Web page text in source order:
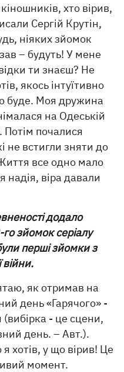
хто вірив,
Сергій Крутін,
ніяких зйомок
– будуть! У мене
ти знаєш? Не
якось інтуїтивно
буде. Моя дружина
на Одеській
Потім почалися
не встигли зняти до
все одно мало
віра давали
додало
зйомок серіалу
перші зйомки з
як отримав на
день «Гарячого» -
(вибірка - це сцени,
день. – Авт.).
хотів, у що вірив! Це
момент.